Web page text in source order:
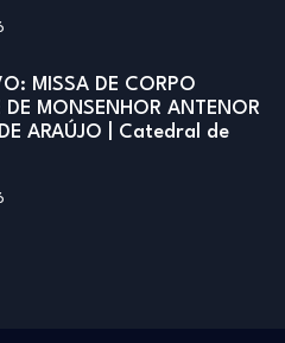
MISSA DE CORPO
DE MONSENHOR ANTENOR
ARAÚJO | Catedral de